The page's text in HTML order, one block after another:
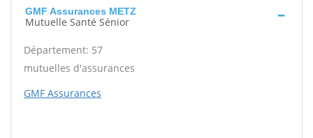
GMF Assurances METZ
Mutuelle Santé Sénior
Département: 57
mutuelles d'assurances
GMF Assurances